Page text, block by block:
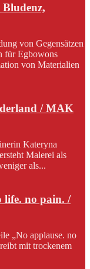
von Gegensätzen
für Egbowons
von Materialien
/ MAK
Kateryna
Malerei als
als...
life. no pain. /
„No applause. no
mit trockenem